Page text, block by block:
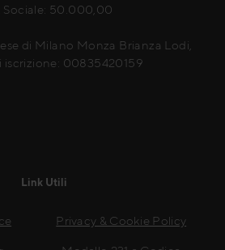
Sociale: 50.000,00
di Milano Monza Brianza Lodi,
iscrizione: 00835420159
Link Utili
Privacy & Cookie Policy